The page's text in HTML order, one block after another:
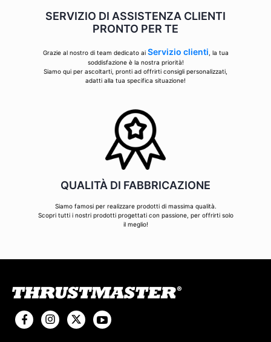
SERVIZIO DI ASSISTENZA CLIENTI
PRONTO PER TE
Grazie al nostro di team dedicato ai Servizio clienti , la tua
soddisfazione è la nostra priorità!
Siamo qui per ascoltarti, pronti ad offrirti consigli personalizzati,
adatti alla tua specifica situazione!
QUALITÀ DI FABBRICAZIONE
Siamo famosi per realizzare prodotti di massima qualità.
Scopri tutti i nostri prodotti progettati con passione, per offrirti solo
il meglio!